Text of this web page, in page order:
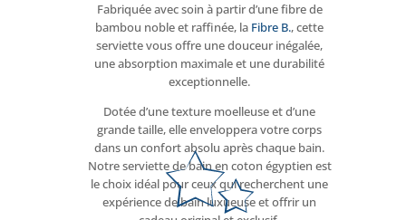
Fabriquée avec soin à partir d’une fibre de
bambou noble et raffinée, la Fibre B., cette
serviette vous offre une douceur inégalée,
une absorption maximale et une durabilité
exceptionnelle.
Dotée d’une texture moelleuse et d’une
grande taille, elle enveloppera votre corps
dans un confort absolu après chaque bain.
Notre serviette de bain en coton égyptien est
le choix idéal pour ceux qui recherchent une
expérience de bain luxueuse et offrir un